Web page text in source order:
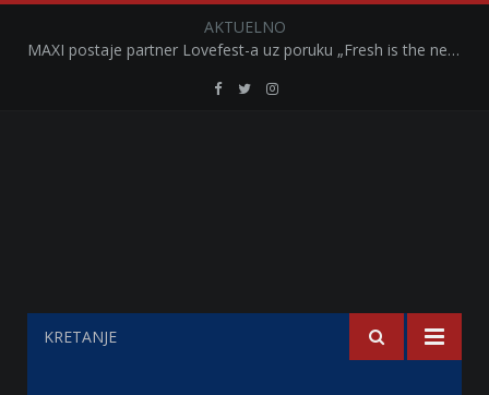
AKTUELNO
MAXI postaje partner Lovefest-a uz poruku „Fresh is the new afterparty“
RetailRetailRetail
KRETANJE